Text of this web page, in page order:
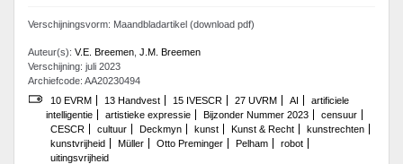
Verschijningsvorm: Maandbladartikel (download pdf)
Auteur(s): V.E. Breemen J.M. Breemen
Verschijning: juli 2023
Archiefcode: AA20230494
10 EVRM
13 Handvest 15 IVESCR 27 UVRM AI
artificiele
intelligentie
artistieke expressie Bijzonder Nummer 2023
censuur
CESCR
cultuur Deckmyn kunst Kunst & Recht
kunstrechten
kunstvrijheid
Müller Otto Preminger Pelham
robot
uitingsvrijheid